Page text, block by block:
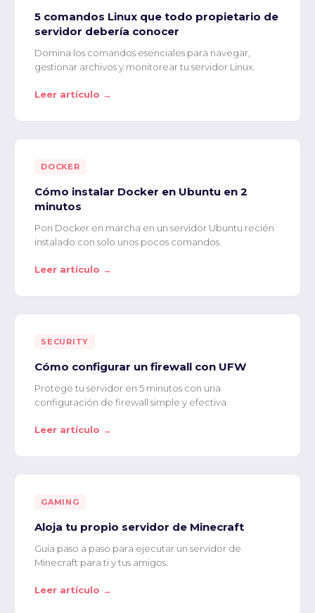
5 comandos Linux que todo propietario de
servidor debería conocer
Domina los comandos esenciales para navegar,
gestionar archivos y monitorear tu servidor Linux.
Leer artículo →
DOCKER
Cómo instalar Docker en Ubuntu en 2
minutos
Pon Docker en marcha en un servidor Ubuntu recién
instalado con solo unos pocos comandos.
Leer artículo →
SECURITY
Cómo configurar un firewall con UFW
Protege tu servidor en 5 minutos con una
configuración de firewall simple y efectiva.
Leer artículo →
GAMING
Aloja tu propio servidor de Minecraft
Guía paso a paso para ejecutar un servidor de
Minecraft para ti y tus amigos.
Leer artículo →